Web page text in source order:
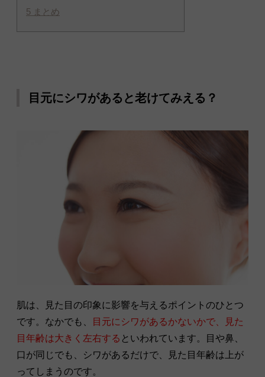
5 まとめ
目元にシワがあると老けてみえる？
肌は、見た目の印象に影響を与えるポイントのひとつ
です。なかでも、
目元にシワがあるかないかで、見た
目年齢は大きく左右する といわれています。目や鼻、
口が同じでも、シワがあるだけで、見た目年齢は上が
ってしまうのです。